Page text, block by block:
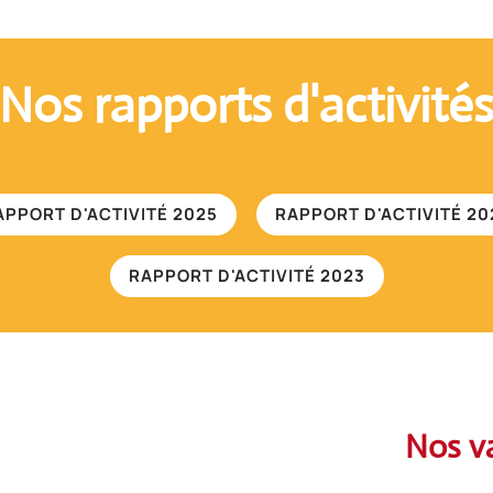
Nos rapports d'activités
D'ACTIVITÉ 2025 RAPPORT D'ACTIVITÉ
RAPPORT D'ACTIVITÉ 2023
Nos